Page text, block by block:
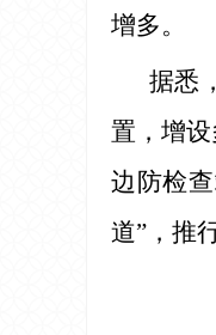
增多。
据悉
置，增
边防检
道”，推